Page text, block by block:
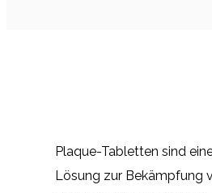
Plaque-Tabletten sind
Lösung zur Bekämpfung